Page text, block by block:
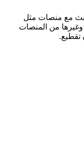
مع منصات مثل
Netflix و Prime Video و Shahid VIP وغيرها من المنصات